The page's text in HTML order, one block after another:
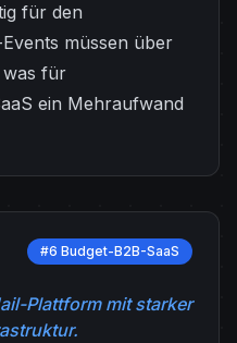
für den
müssen über
was für
ein Mehraufwand
#6 Budget-B2B-SaaS
Plattform mit starker